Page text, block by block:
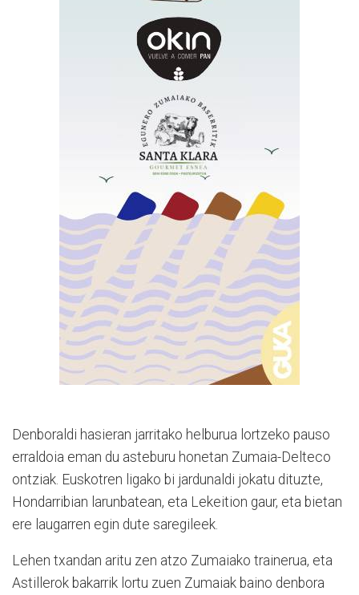
Denboraldi hasieran jarritako helburua lortzeko pauso
erraldoia eman du asteburu honetan Zumaia-Delteco
ontziak. Euskotren ligako bi jardunaldi jokatu dituzte,
Hondarribian larunbatean, eta Lekeition gaur, eta bietan
ere laugarren egin dute saregileek.
Lehen txandan aritu zen atzo Zumaiako trainerua, eta
Astillerok bakarrik lortu zuen Zumaiak baino denbora